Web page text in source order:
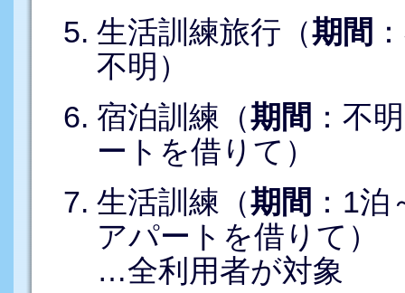
生活訓練旅行（期間
不明）
宿泊訓練（期間 ：
ートを借りて）
生活訓練（期間 ：1
アパートを借りて）
…全利用者が対象